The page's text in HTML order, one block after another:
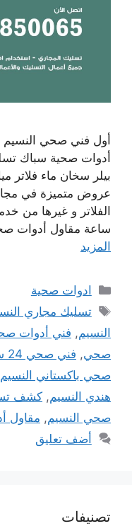
أول فني صحي
أدوات صحية سباك
بيلر سخان ماء فلاتر
عروض متميزة في
ساعة مقاول أدوات
المزيد
التصنيفات
ادوات صحية
الوسوم
تسليك مجاري
النسيم, فني أدوات
صحي, فني صحي 24 ساعة
صحي باكستاني النسيم
هندي النسيم, كشف
صحي النسيم, مقاول
أضف تعليق
تصنيفات